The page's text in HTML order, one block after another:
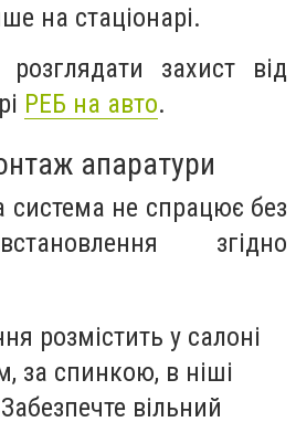
на стаціонарі.
захист від
РЕБ на авто.
апаратури
система не спрацює без
згідно
розмістить у салоні
за спинкою, в ніші
вільний